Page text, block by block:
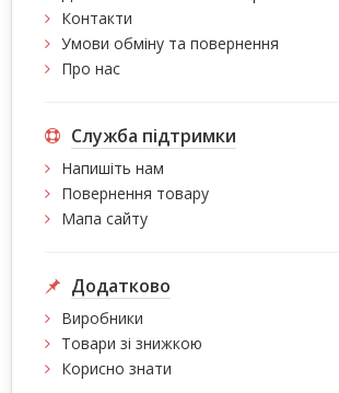
Контакти
Умови обміну та повернення
Про нас
Служба підтримки
Напишіть нам
Повернення товару
Мапа сайту
Додатково
Виробники
Товари зі знижкою
Корисно знати